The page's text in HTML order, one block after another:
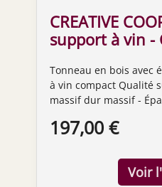
CREATIVE
support à vin -
50 cm -
Armoire à vin -
2_PD_LED_#_
Tonneau en bois avec
à vin compact Qualité
massif dur massif -
noir de 2 cm, 3 cm de
Poids : 17 kg Le canon
éclairage LED
197,00 €